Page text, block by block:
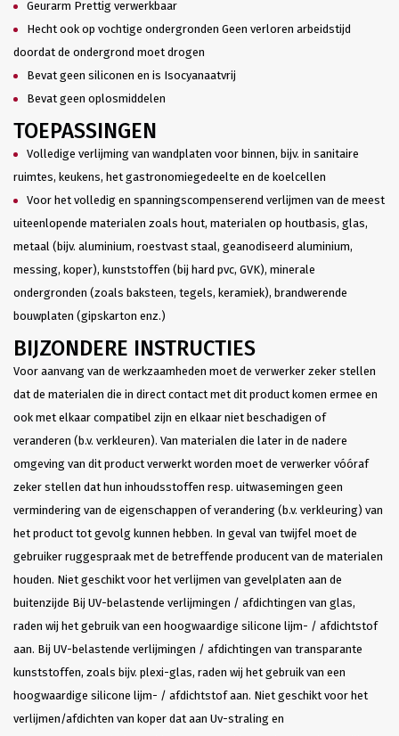
Geurarm Prettig verwerkbaar
Hecht ook op vochtige ondergronden Geen verloren arbeidstijd
doordat de ondergrond moet drogen
Bevat geen siliconen en is Isocyanaatvrij
Bevat geen oplosmiddelen
TOEPASSINGEN
Volledige verlijming van wandplaten voor binnen, bijv. in sanitaire
ruimtes, keukens, het gastronomiegedeelte en de koelcellen
Voor het volledig en spanningscompenserend verlijmen van de meest
uiteenlopende materialen zoals hout, materialen op houtbasis, glas,
metaal (bijv. aluminium, roestvast staal, geanodiseerd aluminium,
messing, koper), kunststoffen (bij hard pvc, GVK), minerale
ondergronden (zoals baksteen, tegels, keramiek), brandwerende
bouwplaten (gipskarton enz.)
BIJZONDERE INSTRUCTIES
Voor aanvang van de werkzaamheden moet de verwerker zeker stellen
dat de materialen die in direct contact met dit product komen ermee en
ook met elkaar compatibel zijn en elkaar niet beschadigen of
veranderen (b.v. verkleuren). Van materialen die later in de nadere
omgeving van dit product verwerkt worden moet de verwerker vóóraf
zeker stellen dat hun inhoudsstoffen resp. uitwasemingen geen
vermindering van de eigenschappen of verandering (b.v. verkleuring) van
het product tot gevolg kunnen hebben. In geval van twijfel moet de
gebruiker ruggespraak met de betreffende producent van de materialen
houden. Niet geschikt voor het verlijmen van gevelplaten aan de
buitenzijde Bij UV-belastende verlijmingen / afdichtingen van glas,
raden wij het gebruik van een hoogwaardige silicone lijm- / afdichtstof
aan. Bij UV-belastende verlijmingen / afdichtingen van transparante
kunststoffen, zoals bijv. plexi-glas, raden wij het gebruik van een
hoogwaardige silicone lijm- / afdichtstof aan. Niet geschikt voor het
verlijmen/afdichten van koper dat aan Uv-straling en